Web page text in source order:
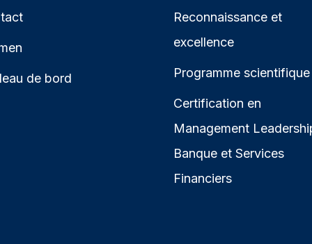
de bord
Reconnaissance et
excellence
Programme scientifique
Certification en
Management
Banque et Services
Financiers